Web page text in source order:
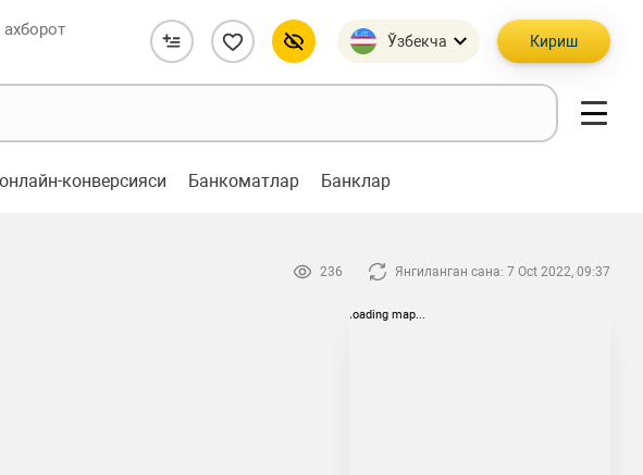
Ўзбекча Кириш
конверсияси Банкоматлар Банклар
236 Янгиланган сана: 7 Oct 2022, 09:37
loading map...